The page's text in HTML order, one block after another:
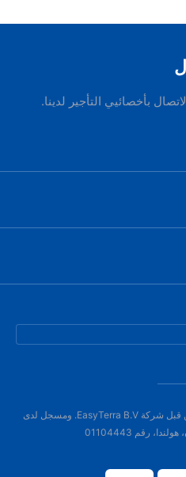
بأخصائيي التأجير لدينا.
هذا الموقع الإلكتروني مملوك ومدار من قبل شركة EasyTerra B.V. ومسجل لدى
رقم 01104443